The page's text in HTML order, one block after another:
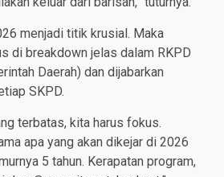
menjadi titik krusial. Maka
di breakdown jelas dalam RKPD
Daerah) dan dijabarkan
SKPD.
terbatas, kita harus fokus.
apa yang akan dikejar di 2026
5 tahun. Kerapatan program,